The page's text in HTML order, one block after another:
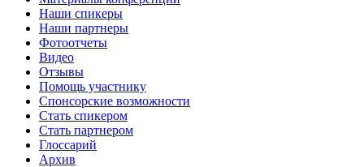
Наши спикеры
Наши партнеры
Фотоотчеты
Видео
Отзывы
Помощь участнику
Спонсорские возможности
Стать спикером
Стать партнером
Глоссарий
Архив